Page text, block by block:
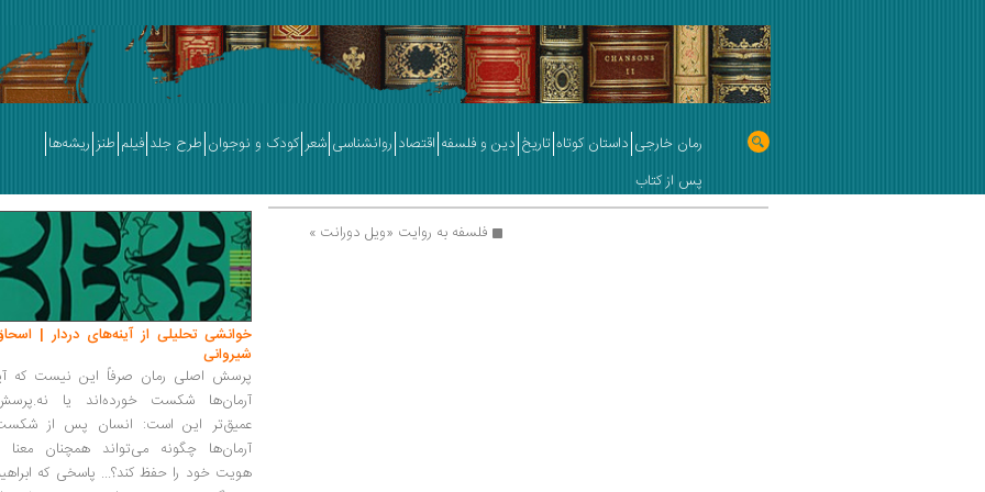
رمان خارجی داستان کوتاه تاریخ دین و فلسفه اقتصاد روانشناسی شعر کودک و نوجوان طرح جلد فیلم طنز ریشه‌ها
پس از کتاب
فلسفه به روایت «ویل دورانت »
خوانشی تحلیلی از آینه‌های دردار |
شیروانی
پرسش اصلی رمان صرفاً این نیست که
آرمان‌ها شکست خورده‌اند یا
عمیق‌تر این است: انسان پس از
آرمان‌ها چگونه می‌تواند همچنان معنا
هویت خود را حفظ کند؟... پاسخی که